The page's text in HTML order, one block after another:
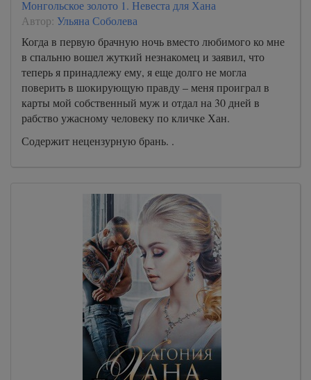
Монгольское золото 1. Невеста для Хана
Автор: Ульяна Соболева
Когда в первую брачную ночь вместо любимого ко мне
в спальню вошел жуткий незнакомец и заявил, что
теперь я принадлежу ему, я еще долго не могла
поверить в шокирующую правду – меня проиграл в
карты мой собственный муж и отдал на 30 дней в
рабство ужасному человеку по кличке Хан.
Содержит нецензурную брань. .